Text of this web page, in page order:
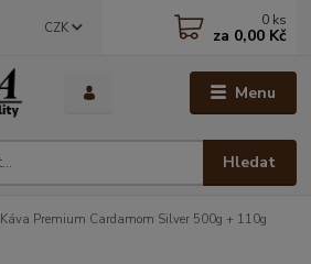
Menu
CZK
Hledat
0 ks
za 0,00 Kč
Káva Premium Cardamom Silver 500g + 110g